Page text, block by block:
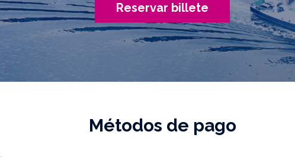
Reservar billete
Métodos de pago